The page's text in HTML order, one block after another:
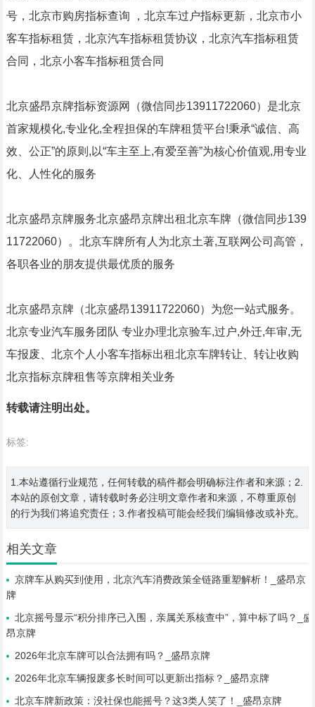
号，北京市购房指标查询
，北京车过户指标更新，北京市小
客车指标租赁，北京汽车指标租赁协议，北京汽车指标租赁
合同，北京小客车指标租赁合同
北京盛昂京牌指标资源网（微信同步13911722060）是北京
首家规模化,专业化,全程担保的车牌租赁平台!秉承“诚信、高
效、公正”的原则,以“车主至上,有爱至善”为核心价值观,用专业
化、人性化的服务
北京盛昂京牌服务北京盛昂京牌出租北京车牌（微信同步139
11722060）。北京车牌所有人为北京土著,互联网公司高管，
各职各业的朋友提供最优质的服务
北京盛昂京牌（北京盛昂13911722060）为您一站式服务。
北京专业汽车服务团队 专业办理北京验车,过户,外迁,年审,无
车报废、北京个人小客车指标出租北京车牌转让、转让收购
北京指标京牌租售等京牌相关业务
转载请注明出处。
标签:
1.本站遵循行业规范，任何转载的稿件都会明确标注作者和来源；2.
本站的原创文章，请转载时务必注明文章作者和来源，不尊重原创
的行为我们将追究责任；3.作者投稿可能会经我们编辑修改或补充。
相关文章
京牌车从购买到使用，北京汽车消费政策全链路重塑解析！_盛昂京
牌
北京摇号显示“积分排序已入围，亲属关系核查中”，算中标了吗？_盛
昂京牌
2026年北京车牌可以合法拥有吗？_盛昂京牌
2026年北京车辆报废多长时间可以更新出指标？_盛昂京牌
北京车牌新政策：没社保也能摇号？这3类人笑了！_盛昂京牌